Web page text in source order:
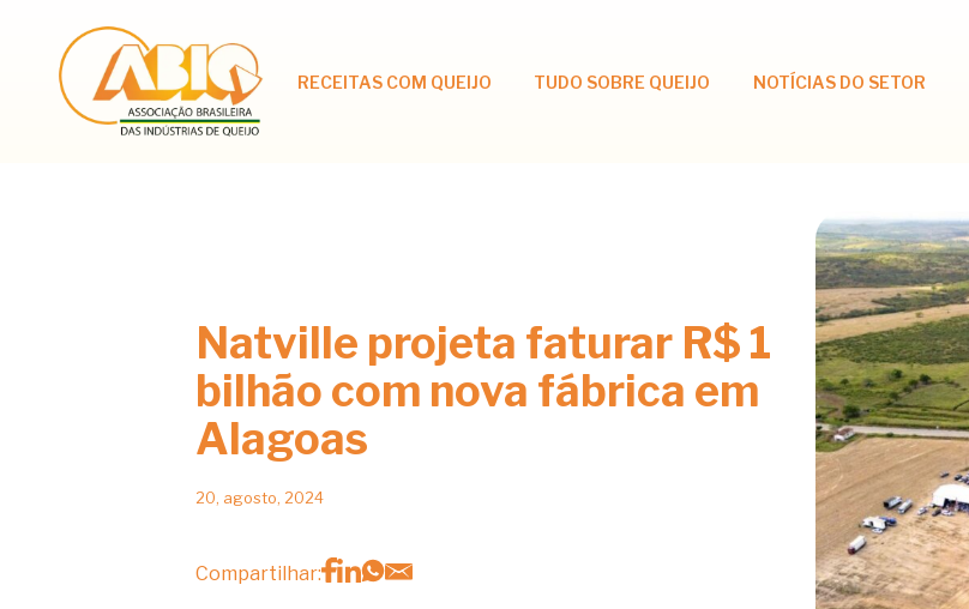
RECEITAS COM QUEIJO TUDO SOBRE QUEIJO NOTÍCIAS DO SETOR
Natville projeta faturar R$ 1
bilhão com nova fábrica em
Alagoas
20, agosto, 2024
Compartilhar: